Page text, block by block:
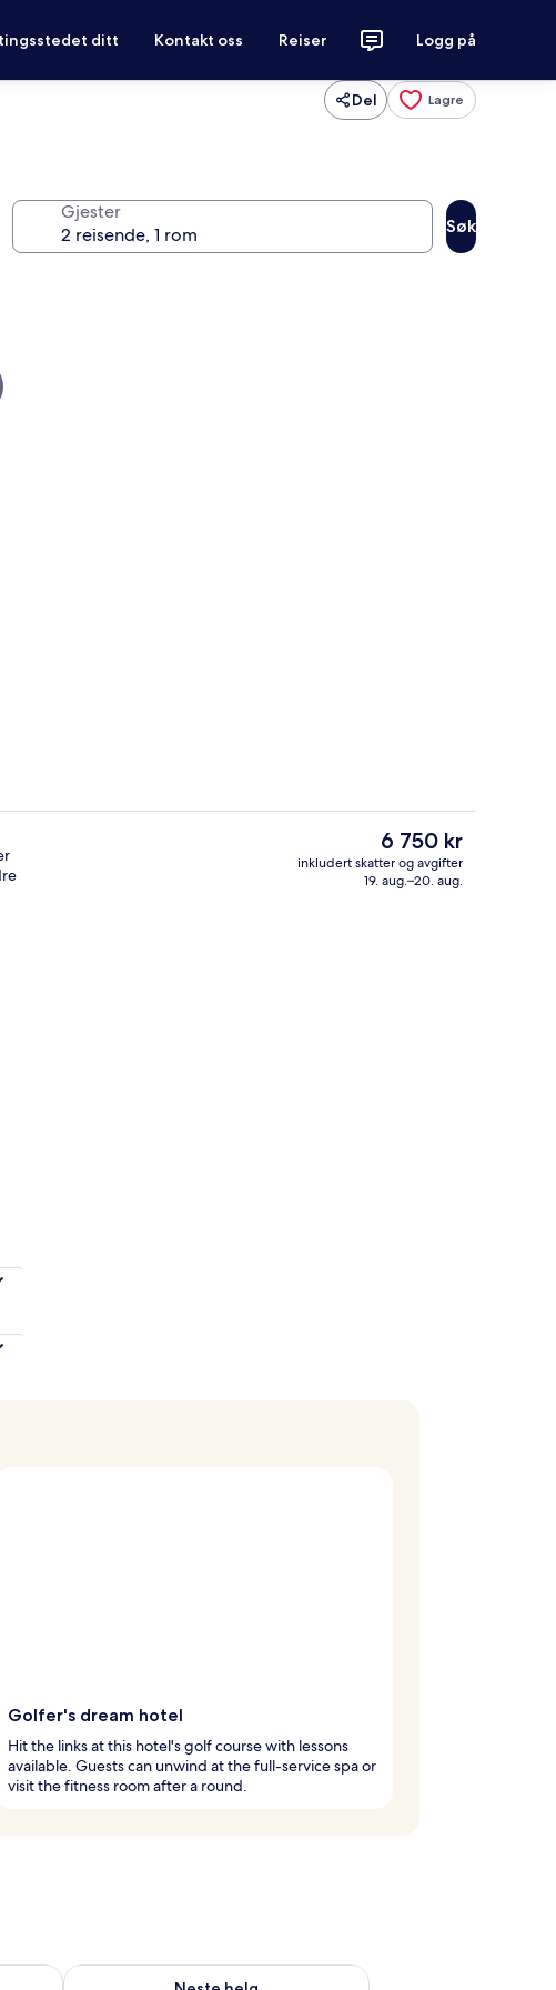
ditt Kontakt oss Reiser Logg på
Del Lagre
Gjester
Søk
4 restauranter: frokost, lunsj og
Den
nåværende
prisen
6 750 kr
inkludert skatter og avgifter
19. aug.–20. aug.
Golfer's dream hotel
Hit the links at this hotel's golf course with lessons
available. Guests can unwind at the full-service spa or
visit the fitness room after a round.
aug. 7 - aug. 9
Sjekk tilgjengelighet for neste helg, aug. 14 - aug. 16